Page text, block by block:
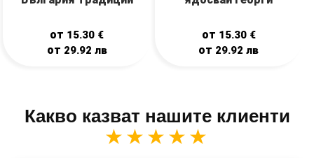
от 15.30 €
от 29.92 лв
от 15.30 €
от 29.92лв
Какво казват нашите клиенти
★★★★★